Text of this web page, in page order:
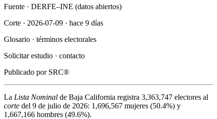
Fuente · DERFE–INE (datos abiertos)
Corte · 2026-07-09 · hace 9 días
Glosario · términos electorales
Solicitar estudio · contacto
Publicado por SRC®
La Lista Nominal de Baja California registra 3,363,747 electores al
corte del 9 de julio de 2026: 1,696,567 mujeres (50.4%) y
1,667,166 hombres (49.6%).